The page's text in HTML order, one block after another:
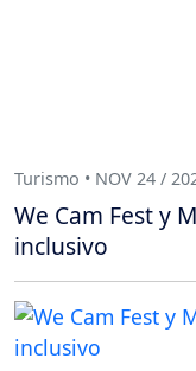
Turismo • NOV 24 /
We Cam Fest y
inclusivo